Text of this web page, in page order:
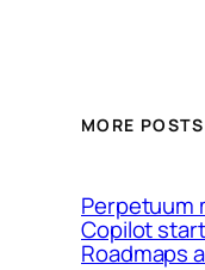
MORE POSTS
Perpetuum
Copilot
Roadmaps